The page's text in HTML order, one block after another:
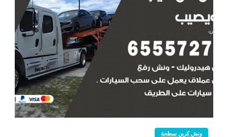
ونش كرين سطحة